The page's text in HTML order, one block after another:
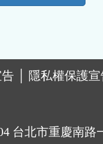
隱私權保護
台北市重慶南路